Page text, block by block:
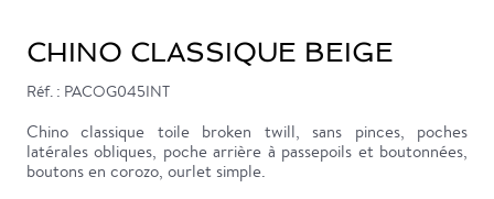
CHINO CLASSIQUE BEIGE
Réf. : PACOG045INT
Chino classique toile broken twill, sans pinces, poches
latérales obliques, poche arrière à passepoils et boutonnées,
boutons en corozo, ourlet simple.